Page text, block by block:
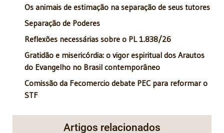
Os animais de estimação na separação de seus tutores
Separação de Poderes
Reflexões necessárias sobre o PL 1.838/26
Gratidão e misericórdia: o vigor espiritual dos Arautos
do Evangelho no Brasil contemporâneo
Comissão da Fecomercio debate PEC para reformar o
STF
Artigos relacionados